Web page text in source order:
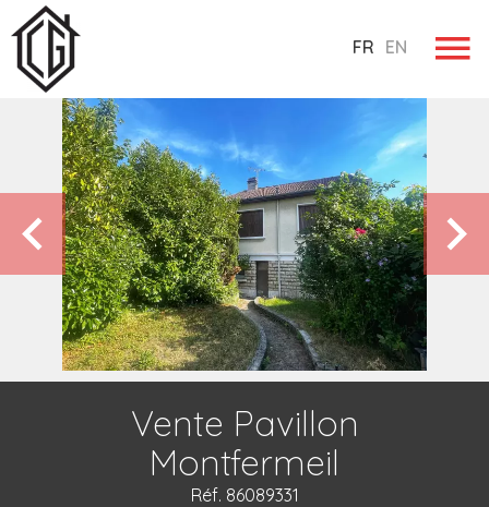
FR EN
Vente Pavillon
Montfermeil
Réf. 86089331